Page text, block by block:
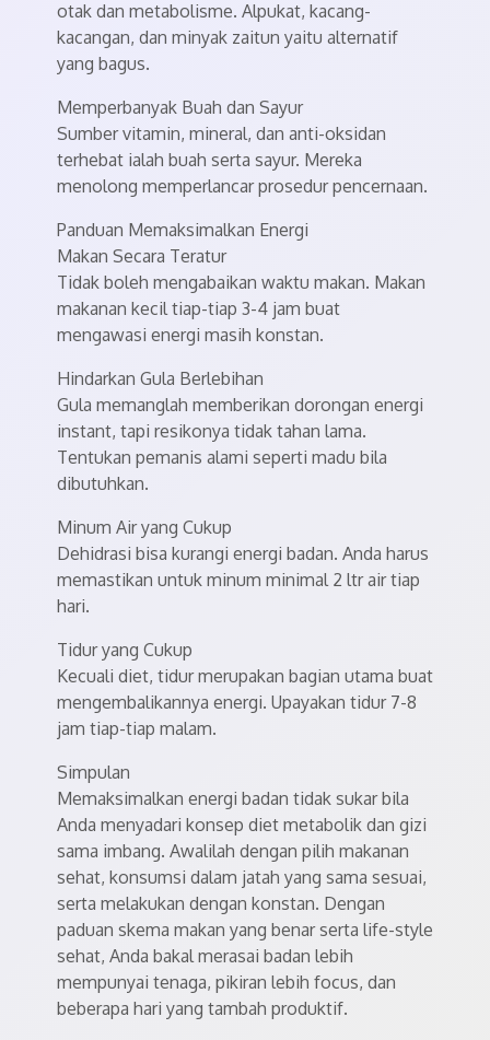
otak dan metabolisme. Alpukat, kacang-
kacangan, dan minyak zaitun yaitu alternatif
yang bagus.
Memperbanyak Buah dan Sayur
Sumber vitamin, mineral, dan anti-oksidan
terhebat ialah buah serta sayur. Mereka
menolong memperlancar prosedur pencernaan.
Panduan Memaksimalkan Energi
Makan Secara Teratur
Tidak boleh mengabaikan waktu makan. Makan
makanan kecil tiap-tiap 3-4 jam buat
mengawasi energi masih konstan.
Hindarkan Gula Berlebihan
Gula memanglah memberikan dorongan energi
instant, tapi resikonya tidak tahan lama.
Tentukan pemanis alami seperti madu bila
dibutuhkan.
Minum Air yang Cukup
Dehidrasi bisa kurangi energi badan. Anda harus
memastikan untuk minum minimal 2 ltr air tiap
hari.
Tidur yang Cukup
Kecuali diet, tidur merupakan bagian utama buat
mengembalikannya energi. Upayakan tidur 7-8
jam tiap-tiap malam.
Simpulan
Memaksimalkan energi badan tidak sukar bila
Anda menyadari konsep diet metabolik dan gizi
sama imbang. Awalilah dengan pilih makanan
sehat, konsumsi dalam jatah yang sama sesuai,
serta melakukan dengan konstan. Dengan
paduan skema makan yang benar serta life-style
sehat, Anda bakal merasai badan lebih
mempunyai tenaga, pikiran lebih focus, dan
beberapa hari yang tambah produktif.